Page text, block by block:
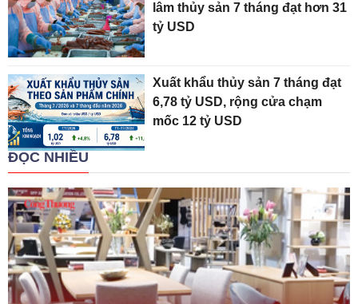
lâm thủy sản 7 tháng đạt hơn 31
tỷ USD
Xuất khẩu thủy sản 7 tháng đạt
6,78 tỷ USD, rộng cửa chạm
mốc 12 tỷ USD
ĐỌC NHIỀU